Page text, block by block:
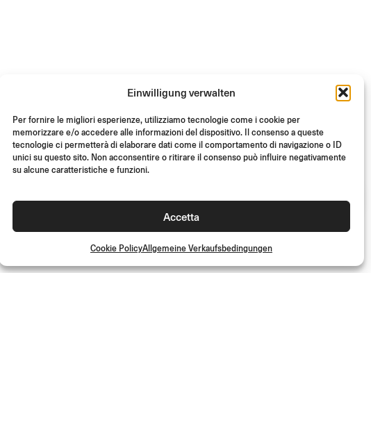
Einwilligung verwalten
Per fornire le migliori esperienze, utilizziamo tecnologie come i cookie per
memorizzare e/o accedere alle informazioni del dispositivo. Il consenso a queste
tecnologie ci permetterà di elaborare dati come il comportamento di navigazione o ID
unici su questo sito. Non acconsentire o ritirare il consenso può influire negativamente
su alcune caratteristiche e funzioni.
Accetta
Cookie PolicyAllgemeine Verkaufsbedingungen